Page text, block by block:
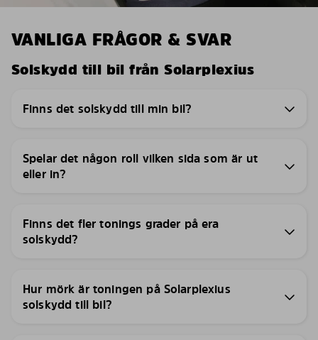
VANLIGA FRÅGOR & SVAR
Solskydd till bil från Solarplexius
Finns det solskydd till min bil?
Spelar det någon roll vilken sida som är ut
eller in?
Finns det fler tonings grader på era
solskydd?
Hur mörk är toningen på Solarplexius
solskydd till bil?